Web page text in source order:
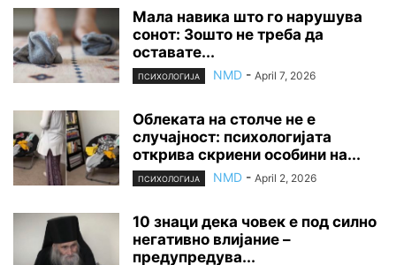
Мала навика што го нарушува
сонот: Зошто не треба да
оставате...
ПСИХОЛОГИЈА NMD - April 7, 2026
Облеката на столче не е
случајност: психологијата
открива скриени особини на...
ПСИХОЛОГИЈА NMD - April 2, 2026
10 знаци дека човек е под силно
негативно влијание –
предупредува...